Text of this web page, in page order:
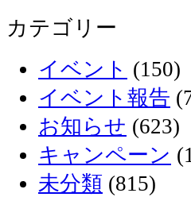
カテゴリー
イベント (150)
イベント報告
お知らせ (623)
キャンペーン
未分類 (815)